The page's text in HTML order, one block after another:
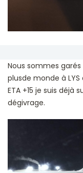
Nous sommes
plusde monde à
ETA +15 je suis déjà
dégivrage.